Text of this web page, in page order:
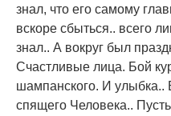
знал, что его самому
вскоре сбыться.. всего
знал.. А вокруг был
Счастливые лица. Бой
шампанского. И улыбка..
спящего Человека..